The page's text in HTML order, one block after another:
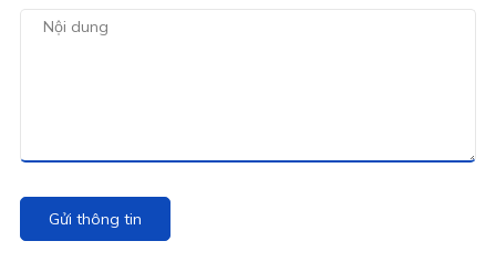
Gửi thông tin